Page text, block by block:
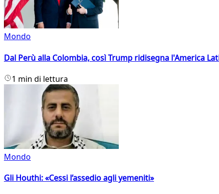
Mondo
Dal Perù alla Colombia, così Trump ridisegna l'America
1 min di lettura
Mondo
Gli Houthi: «Cessi l’assedio agli yemeniti»